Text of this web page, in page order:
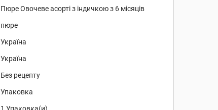
Пюре Овочеве асорті з індичкою з 6 місяців
пюре
Україна
Україна
Без рецепту
Упаковка